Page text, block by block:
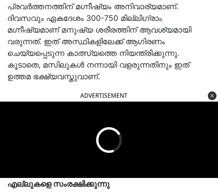
പ്രവര്‍ത്തനത്തിന് മഗ്നീഷ്യം അനിവാര്യമാണ്.
ദിവസവും ഏകദേശം 300-750 മില്ലിഗ്രാം
മഗ്നീഷ്യമാണ് മനുഷ്യ ശരീരത്തിന് ആവശ്യമായി
വരുന്നത്. ഇത് അസ്ഥികളിലേക്ക് ആഗിരണം
ചെയ്യപ്പെടുന്ന കാത്സ്യത്തെ നിയന്ത്രിക്കുന്നു.
കൂടാതെ, മസിലുകള്‍ നന്നായി വളരുന്നതിനും ഇത്
ഉത്തമ ഭക്ഷ്യവസ്തുവാണ്.
ADVERTISEMENT
എല്ലുകളെ സംരക്ഷിക്കുന്നു